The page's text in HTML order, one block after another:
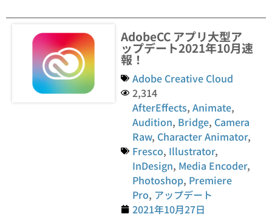
AdobeCC アプリ大型ア
ップデート2021年10月速
報！
Adobe Creative Cloud
2,314
AfterEffects,Animate,
Audition, Bridge, Camera
Raw, Character Animator,
Fresco, Illustrator,
InDesign, Media Encoder,
Photoshop, Premiere
Pro, アップデート
2021年10月27日